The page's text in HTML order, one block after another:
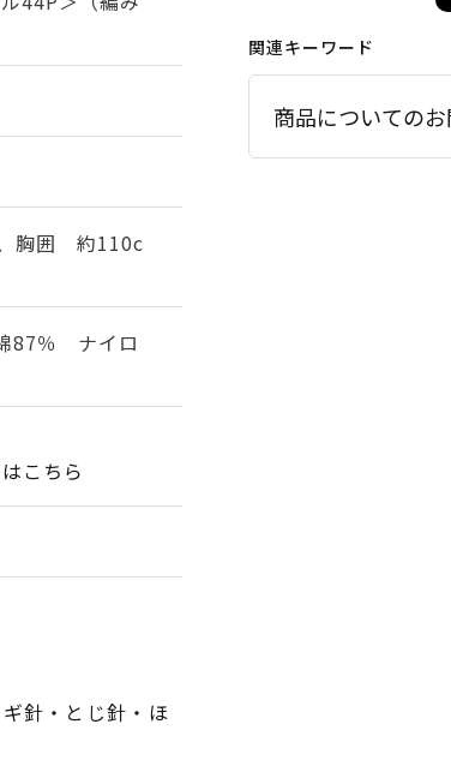
胸囲 約110c
87％ ナイロ
こちら
針・とじ針・ほ
関連キーワード
商品についての